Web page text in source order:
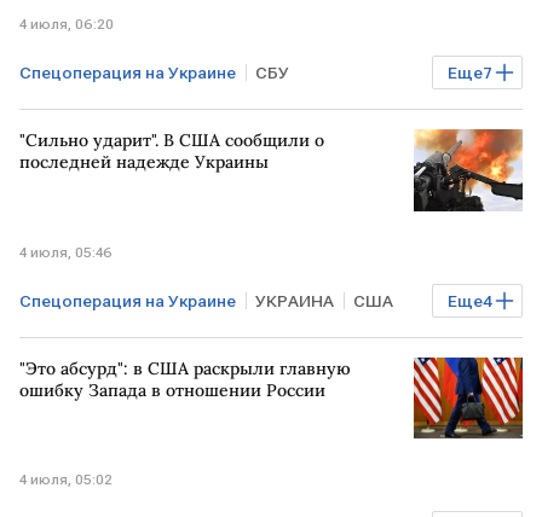
4 июля, 06:20
Еще7
Спецоперация на Украине СБУ
Владимир Зеленский ЕС
Запорожская область Общество
"Сильно ударит". В США сообщили о
последней надежде Украины
4 июля, 05:46
Еще4
Спецоперация на Украине УКРАИНА США
ЗАПАД Дуглас Макгрегор Владимир Путин
ВСУ
"Это абсурд": в США раскрыли главную
ошибку Запада в отношении России
4 июля, 05:02